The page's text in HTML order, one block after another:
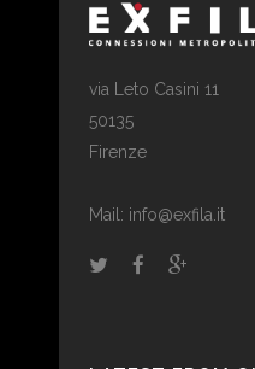
via Leto Casini 11
50135
Firenze
Mail: info@exfila.it